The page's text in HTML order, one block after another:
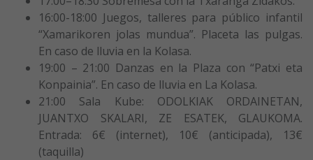
16:00-18:00 Juegos, talleres para público infantil
“Xamarikoren jolas mundua”. Placeta las pulgas.
En caso de lluvia en la Kolasa.
19:00 – 21:00 Danzas en la Plaza con “Patxi eta
Konpainia”. En caso de lluvia en La Kolasa.
21:00 Sala Kube: ODOLKIAK ORDAINETAN,
JUANTXO SKALARI, ZE ESATEK, GLAUKOMA.
Entrada: 6€ (internet), 10€ (anticipada), 13€
(taquilla)